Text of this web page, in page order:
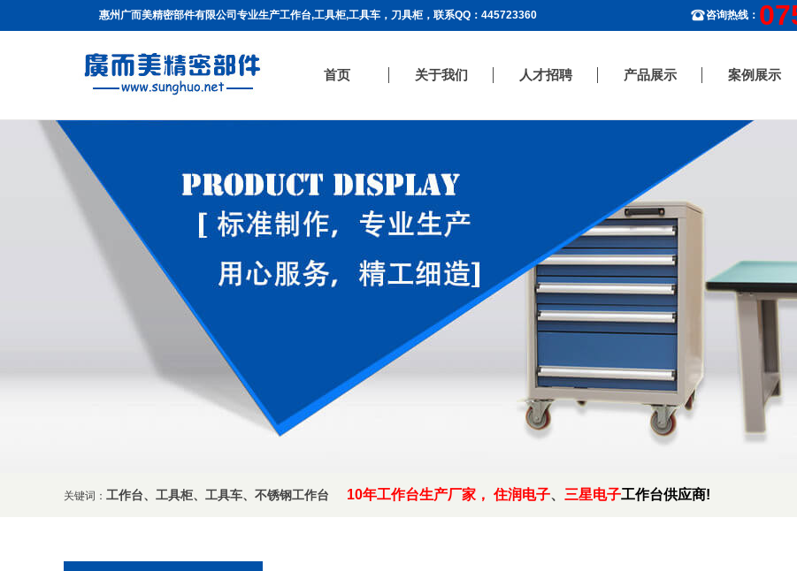
惠州广而美精密部件有限公司专业生产工作台,工具柜,工具车，刀具柜，联系QQ：445723360 咨询热线：
首页 关于我们 人才招聘 产品展示 案例展示
关键词： 工作台、 工具柜、 工具车、 不锈钢工作台 10年工作台生产厂家 ， 住润电子、 三星电子工作台供应商!